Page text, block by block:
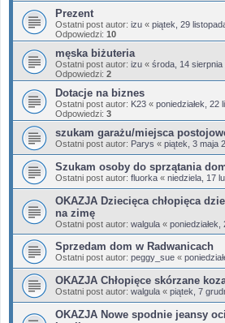
Prezent
Ostatni post autor: izu « piątek, 29
Odpowiedzi: 10
męska biżuteria
Ostatni post autor: izu « środa, 14 sierpnia
Odpowiedzi: 2
Dotacje na biznes
Ostatni post autor: K23 « poniedziałek, 22
Odpowiedzi: 3
szukam garażu/miejsca
Ostatni post autor: Parys « piątek, 3 maja
Szukam osoby do sprzątania
Ostatni post autor: fluorka « niedziela, 17
OKAZJA Dziecięca chłopięca
na zimę
Ostatni post autor: walgula «
Sprzedam dom w Radwanicach
Ostatni post autor: peggy_sue «
OKAZJA Chłopięce skórzane
Ostatni post autor: walgula « piątek, 7
OKAZJA Nowe spodnie jeansy